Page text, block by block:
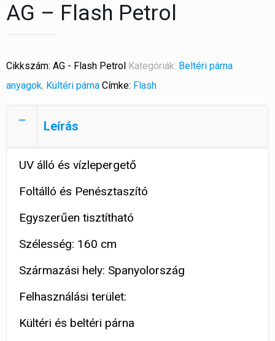
AG – Flash Petrol
Cikkszám: AG - Flash Petrol Kategóriák: Beltéri párna
anyagok, Kültéri párna Címke: Flash
Leírás
UV álló és vízlepergető
Foltálló és Penésztaszító
Egyszerűen tisztítható
Szélesség: 160 cm
Származási hely: Spanyolország
Felhasználási terület:
Kültéri és beltéri párna